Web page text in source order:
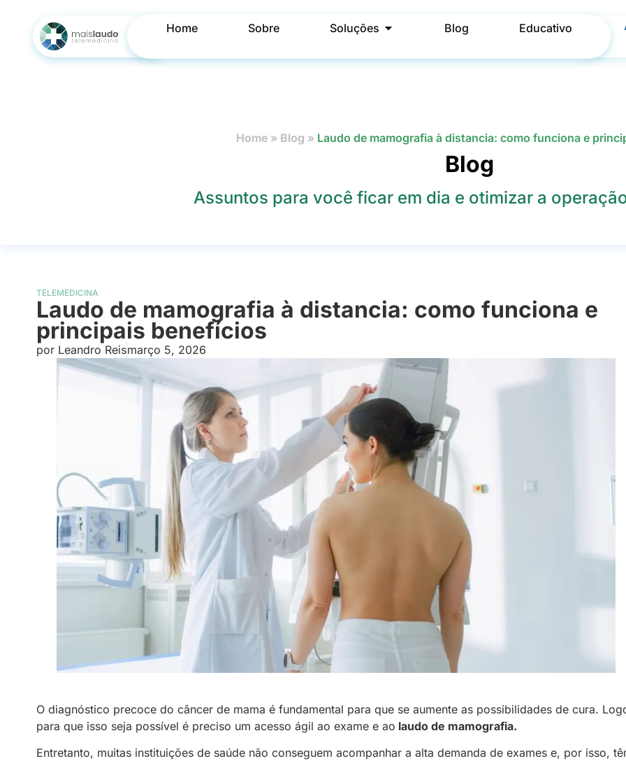
Home Sobre Soluções Blog Educativo
Home» Blog » Laudo de mamografia à distancia: como funciona e
Blog
Assuntos para você ficar em dia e otimizar a
TELEMEDICINA
Laudo de mamografia à distancia: como funciona e
principais benefícios
por Leandro Reismarço 5, 2026
O diagnóstico precoce do câncer de mama é fundamental para que se aumente as possibilidades de cura.
para que isso seja possível é preciso um acesso ágil ao exame e ao laudo de mamografia.
Entretanto, muitas instituições de saúde não conseguem acompanhar a alta demanda de exames e, por isso,